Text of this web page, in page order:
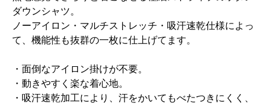
ダウンシャツ。
ノーアイロン・マルチストレッチ・吸汗速乾仕様によっ
て、機能性も抜群の一枚に仕上げてます。
・面倒なアイロン掛けが不要。
・動きやすく楽な着心地。
・吸汗速乾加工により、汗をかいてもべたつきにくく、